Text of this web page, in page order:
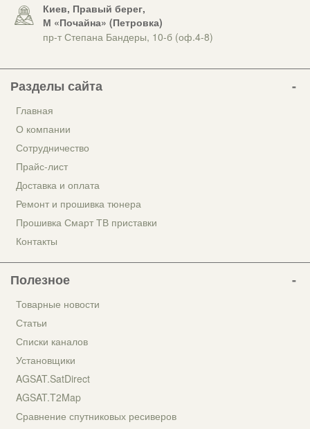
Киев, Правый берег,
М «Почайна» (Петровка)
пр-т Степана Бандеры, 10-б (оф.4-8)
Разделы сайта
Главная
О компании
Сотрудничество
Прайс-лист
Доставка и оплата
Ремонт и прошивка тюнера
Прошивка Смарт ТВ приставки
Контакты
Полезное
Товарные новости
Статьи
Списки каналов
Установщики
AGSAT.SatDirect
AGSAT.T2Map
Сравнение спутниковых ресиверов